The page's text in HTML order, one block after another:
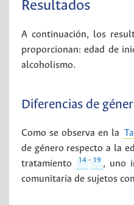
Resultados
A continuación, los
proporcionan: edad de
alcoholismo.
Diferencias de
Como se observa en la
de género respecto a la
tratamiento
14 - 19 , uno
comunitaria de sujetos